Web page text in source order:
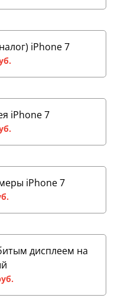
iPhone 7
iPhone 7
iPhone 7
дисплеем на